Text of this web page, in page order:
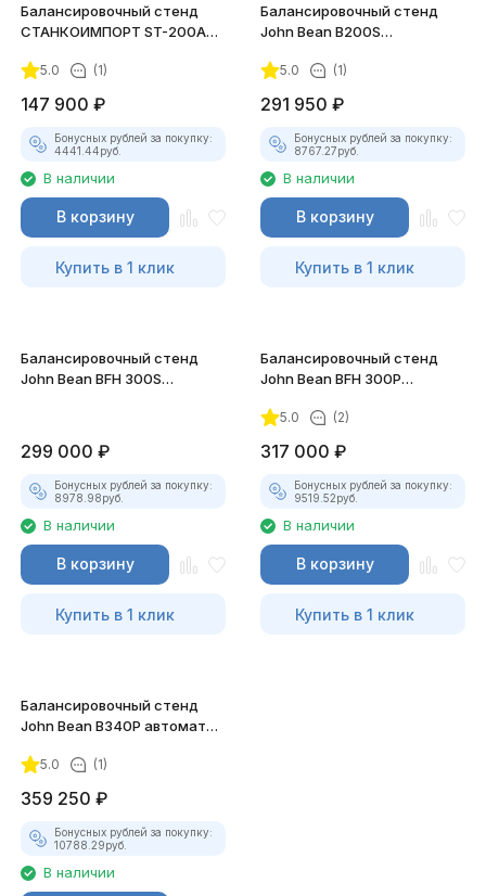
Балансировочный стенд
СТАНКОИМПОРТ ST-200A
(10"-24")
5.0 (1)
147 900 ₽
Бонусных рублей за покупку:
4441.44руб.
В наличии
В корзину
Купить в 1 клик
Балансировочный стенд
John Bean B200S
5.0 (1)
291 950 ₽
Бонусных рублей за покупку:
8767.27руб.
В наличии
В корзину
Купить в 1 клик
Балансировочный стенд
John Bean BFH 300S
299 000 ₽
Бонусных рублей за покупку:
8978.98руб.
В наличии
В корзину
Купить в 1 клик
Балансировочный стенд
John Bean BFH 300P
5.0 (2)
317 000 ₽
Бонусных рублей за покупку:
9519.52руб.
В наличии
В корзину
Купить в 1 клик
Балансировочный стенд
John Bean B340P автомат
5.0 (1)
359 250 ₽
Бонусных рублей за покупку:
10788.29руб.
В наличии